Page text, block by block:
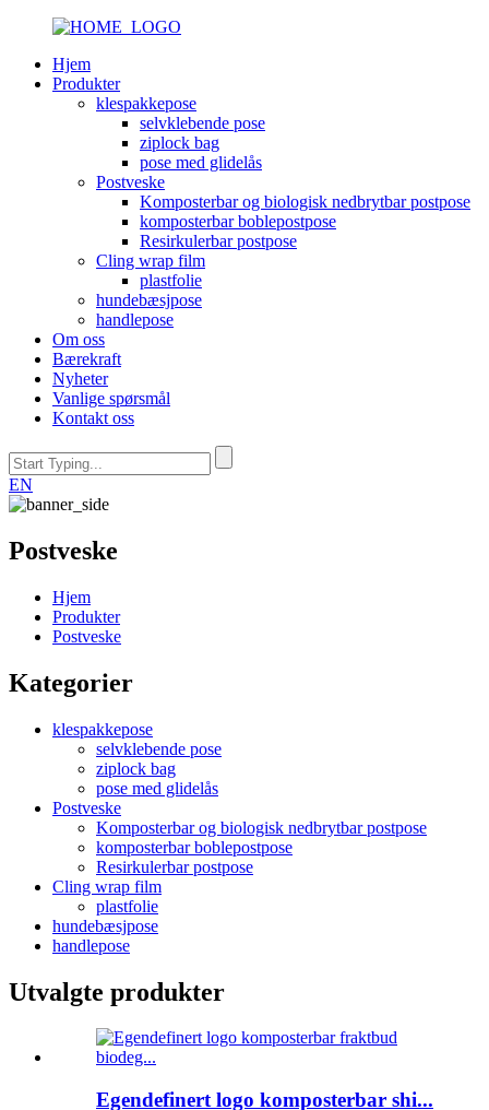
Hjem
Produkter
klespakkepose
selvklebende pose
ziplock bag
pose med glidelås
Postveske
Komposterbar og biologisk nedbrytbar postpose
komposterbar boblepostpose
Resirkulerbar postpose
Cling wrap film
plastfolie
hundebæsjpose
handlepose
Om oss
Bærekraft
Nyheter
Vanlige spørsmål
Kontakt oss
EN
Postveske
Hjem
Produkter
Postveske
Kategorier
klespakkepose
selvklebende pose
ziplock bag
pose med glidelås
Postveske
Komposterbar og biologisk nedbrytbar postpose
komposterbar boblepostpose
Resirkulerbar postpose
Cling wrap film
plastfolie
hundebæsjpose
handlepose
Utvalgte produkter
Egendefinert logo komposterbar shi...